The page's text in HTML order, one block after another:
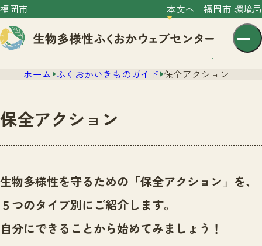
福岡市 本文へ 福岡市 環境局
センター紹介
センター紹介TOP
サイトポリシー
ニュース
ニュースTOP
市の取組み
いきものガイド
ホーム ふくおかいきものガイド 保全アクション
保全アクション
生物多様性を守るための「保全アクション」を、
５つのタイプ別にご紹介します。
自分にできることから始めてみましょう！